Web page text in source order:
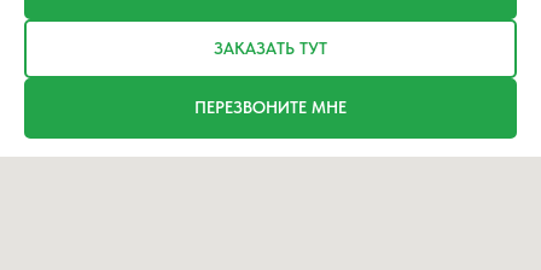
ЗАКАЗАТЬ ТУТ
ПЕРЕЗВОНИТЕ МНЕ